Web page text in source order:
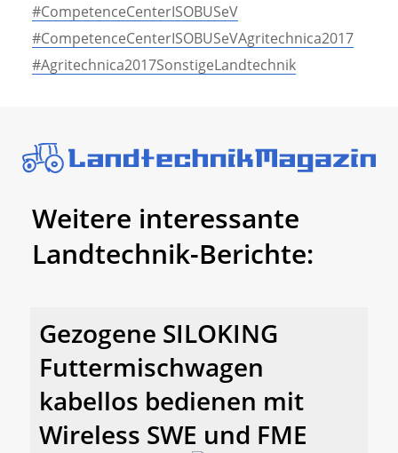
#CompetenceCenterISOBUSeV
#CompetenceCenterISOBUSeVAgritechnica2017
#Agritechnica2017SonstigeLandtechnik
Weitere interessante
Landtechnik-Berichte:
Gezogene SILOKING
Futtermischwagen
kabellos bedienen mit
Wireless SWE und FME